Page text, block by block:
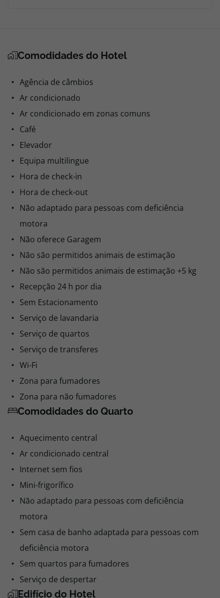
Comodidades do Hotel
Agência de câmbios
Ar condicionado
Ar condicionado em zonas comuns
Café
Elevador
Equipa multilingue
Hora de check-in
Hora de check-out
Não adaptado para pessoas com deficiência
motora
Não oferece Garagem
Não são permitidos animais de estimação
Não são permitidos animais de estimação +5 kg
Recepção 24 h por dia
Sem Estacionamento
Serviço de lavandaria
Serviço de quartos
Serviço de transferes
Wi-Fi
Zona para fumadores
Zona para não fumadores
Comodidades do Quarto
Aquecimento central
Ar condicionado central
Internet sem fios
Mini-frigorífico
Não adaptado para pessoas com deficiência
motora
Sem casa de banho adaptada para pessoas com
deficiência motora
Sem quartos para fumadores
Serviço de despertar
Edifício do Hotel